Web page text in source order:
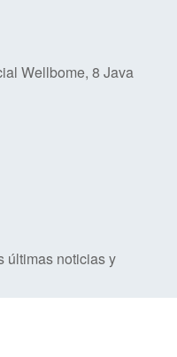
Wellbome, 8 Java
últimas noticias y